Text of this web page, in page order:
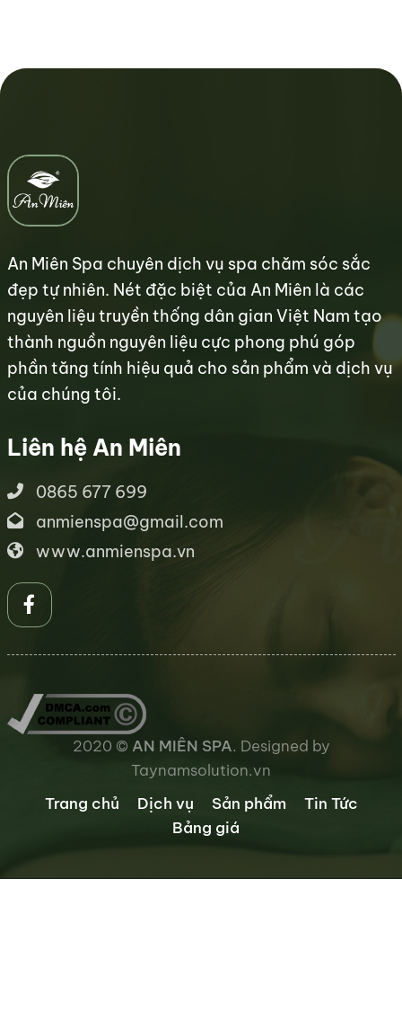
An Miên Spa chuyên dịch vụ spa chăm sóc sắc
đẹp tự nhiên. Nét đặc biệt của An Miên là các
nguyên liệu truyền thống dân gian Việt Nam tạo
thành nguồn nguyên liệu cực phong phú góp
phần tăng tính hiệu quả cho sản phẩm và dịch vụ
của chúng tôi.
Liên hệ An Miên
0865 677 699
anmienspa@gmail.com
www.anmienspa.vn
2020 © AN MIÊN SPA. Designed by
Taynamsolution.vn
Trang chủ
Dịch vụ Sản phẩm
Tin Tức
Bảng giá